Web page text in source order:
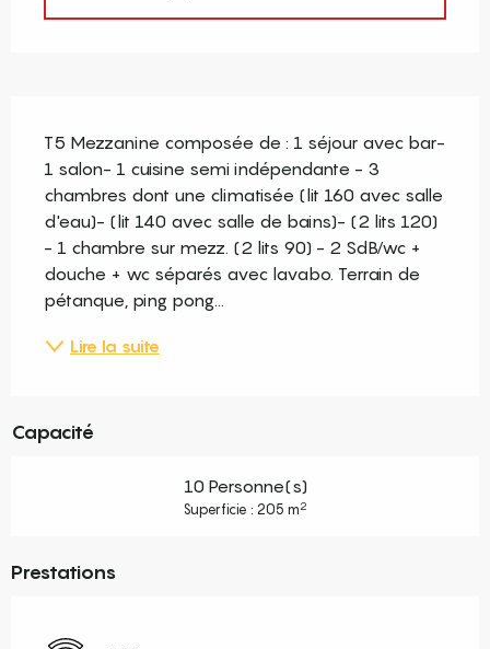
T5 Mezzanine composée de : 1 séjour avec bar-
1 salon- 1 cuisine semi indépendante - 3
chambres dont une climatisée (lit 160 avec salle
d'eau)- (lit 140 avec salle de bains)- (2 lits 120)
- 1 chambre sur mezz. (2 lits 90) - 2 SdB/wc +
douche + wc séparés avec lavabo. Terrain de
pétanque, ping pong...
Lire la suite
Capacité
10 Personne(s)
Superficie : 205 m2
Prestations